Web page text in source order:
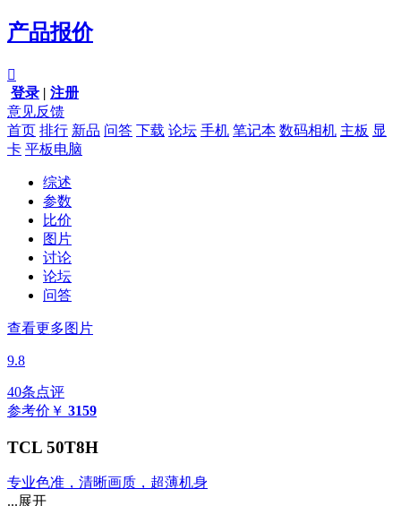
产品报价

登录 | 注册
意见反馈
首页 排行 新品 问答 下载 论坛 手机 笔记本 数码相机 主板 显
卡 平板电脑
综述
参数
比价
图片
讨论
论坛
问答
查看更多图片
9.8
40条点评
参考价 ￥ 3159
TCL 50T8H
专业色准，清晰画质，超薄机身
...展开